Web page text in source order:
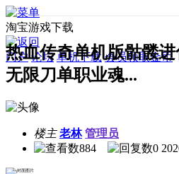
淘宝游戏下载
门户 论坛 单机下载 会员领取金币
热血传奇单机版骷髅
无限刀单职业魂...
楼主 老林 管理员
884
0